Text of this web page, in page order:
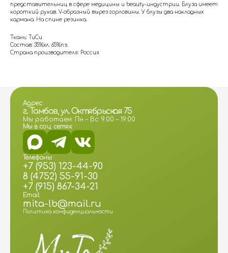
представительниц в сфере медицины и beauty-индустрии. Блуза имеет
короткий рукав. V-образный вырез горловины. У блузы два накладных
кармана. На спине резинка.
Ткань: ТиСи
Состав: 35%хл. 65%пэ.
Страна производителя: Россия
Адрес:
г. Тамбов, ул. Октябрьская 75
Мы работаем: Пн – Вс: 9:00 – 19:00
Мы в соц. сетях:
Телефоны:
+7 (953) 123-44-90
8 (4752) 55-91-30
+7 (915) 867-34-21
Email:
mita-lb@mail.ru
Политика конфиденциальности